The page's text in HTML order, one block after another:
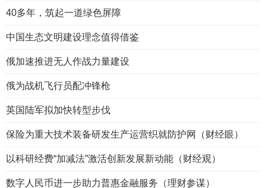
40多年，筑起一道绿色屏障
中国生态文明建设理念值得借鉴
俄加速推进无人作战力量建设
俄为战机飞行员配冲锋枪
英国陆军拟加快转型步伐
保险为重大技术装备研发生产运营织就防护网（财经眼）
以科研经费“加减法”激活创新发展新动能（财经观）
数字人民币进一步助力普惠金融服务（理财参谋）